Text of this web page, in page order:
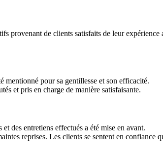
provenant de clients satisfaits de leur expérience
mentionné pour sa gentillesse et son efficacité.
et pris en charge de manière satisfaisante.
des entretiens effectués a été mise en avant.
reprises. Les clients se sentent en confiance